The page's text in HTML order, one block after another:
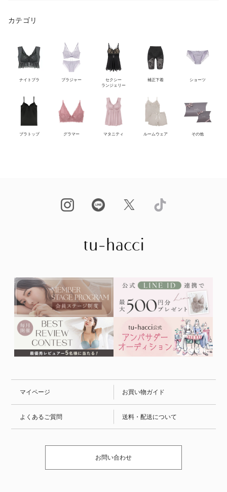
カテゴリ
ナイトブラ ブラジャー
セクシー
ランジェリー
補正下着 ショーツ
ブラトップ グラマー マタニティ ルームウェア その他
マイページ お買い物ガイド
よくあるご質問 送料・配送について
お問い合わせ